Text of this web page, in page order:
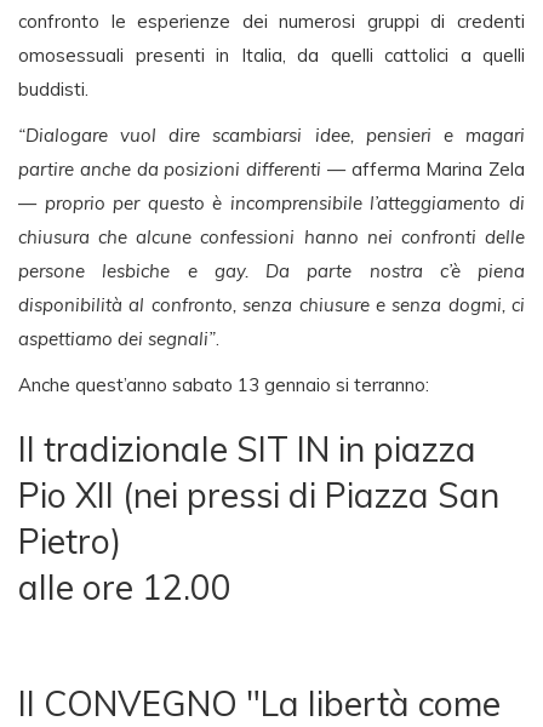
confronto le esperienze dei numerosi gruppi di credenti
omosessuali presenti in Italia, da quelli cattolici a quelli
buddisti.
“Dialogare vuol dire scambiarsi idee, pensieri e magari
partire anche da posizioni differenti — afferma Marina Zela
— proprio per questo è incomprensibile l’atteggiamento di
chiusura che alcune confessioni hanno nei confronti delle
persone lesbiche e gay. Da parte nostra c’è piena
disponibilità al confronto, senza chiusure e senza dogmi, ci
aspettiamo dei segnali”.
Anche quest’anno sabato 13 gennaio si terranno:
Il tradizionale SIT IN in piazza
Pio XII (nei pressi di Piazza San
Pietro)
alle ore 12.00
Il CONVEGNO "La libertà come